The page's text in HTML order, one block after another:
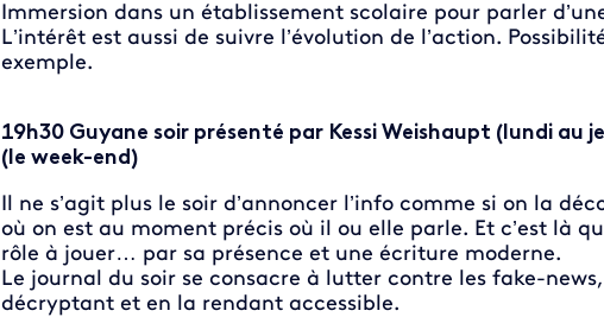
Immersion dans un établissement scolaire pour parler
L’intérêt est aussi de suivre l’évolution de l’action.
exemple.
19h30 Guyane soir présenté par Kessi Weishaupt (lundi au
(le week-end)
Il ne s’agit plus le soir d’annoncer l’info comme si on la
où on est au moment précis où il ou elle parle. Et c’est là
rôle à jouer… par sa présence et une écriture moderne.
Le journal du soir se consacre à lutter contre les fake-
décryptant et en la rendant accessible.